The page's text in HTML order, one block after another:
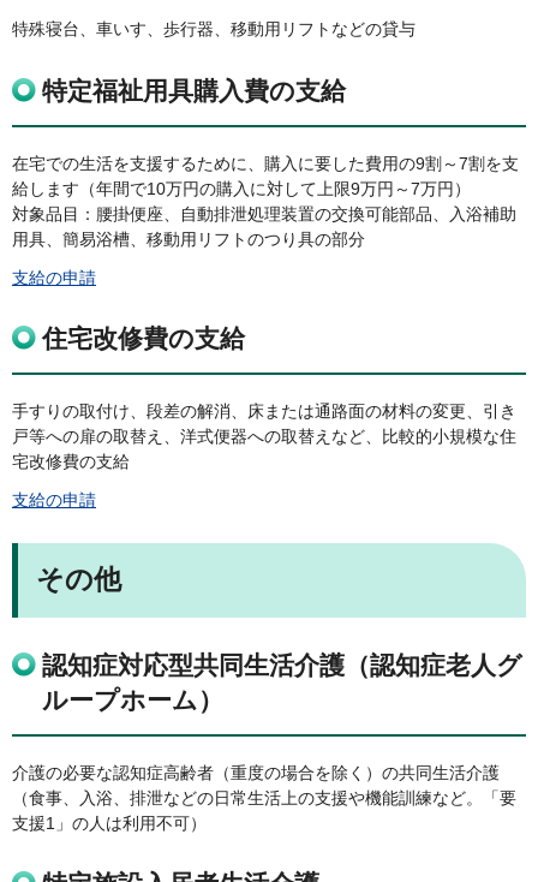
特殊寝台、車いす、歩行器、移動用リフトなどの貸与
特定福祉用具購入費の支給
在宅での生活を支援するために、購入に要した費用の9割～7割を支
給します（年間で10万円の購入に対して上限9万円～7万円）
対象品目：腰掛便座、自動排泄処理装置の交換可能部品、入浴補助
用具、簡易浴槽、移動用リフトのつり具の部分
支給の申請
住宅改修費の支給
手すりの取付け、段差の解消、床または通路面の材料の変更、引き
戸等への扉の取替え、洋式便器への取替えなど、比較的小規模な住
宅改修費の支給
支給の申請
その他
認知症対応型共同生活介護（認知症老人グ
ループホーム）
介護の必要な認知症高齢者（重度の場合を除く）の共同生活介護
（食事、入浴、排泄などの日常生活上の支援や機能訓練など。「要
支援1」の人は利用不可）